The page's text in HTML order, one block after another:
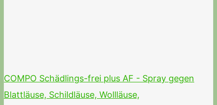
COMPO Schädlings-frei plus AF - Spray gegen
Blattläuse, Schildläuse, Wollläuse,